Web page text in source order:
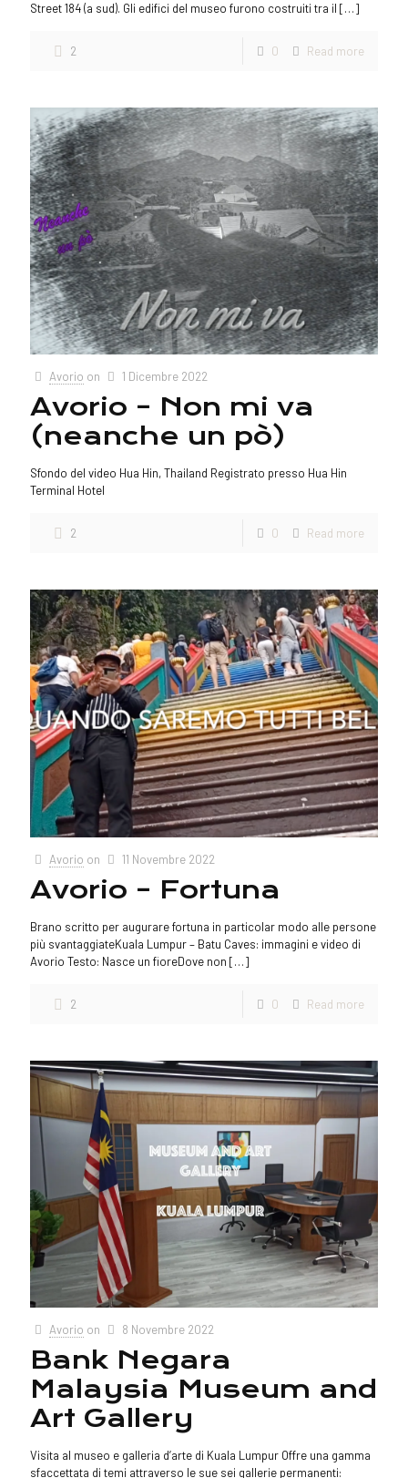
Street 184 (a sud). Gli edifici del museo furono costruiti tra il […]
2 0 Read more
Avorio on 1 Dicembre 2022
Avorio – Non mi va
(neanche un pò)
Sfondo del video Hua Hin, Thailand Registrato presso Hua Hin
Terminal Hotel
2 0 Read more
Avorio on 11 Novembre 2022
Avorio – Fortuna
Brano scritto per augurare fortuna in particolar modo alle persone
più svantaggiateKuala Lumpur – Batu Caves: immagini e video di
Avorio Testo: Nasce un fioreDove non […]
2 0 Read more
Avorio on 8 Novembre 2022
Bank Negara
Malaysia Museum and
Art Gallery
Visita al museo e galleria d’arte di Kuala Lumpur Offre una gamma
sfaccettata di temi attraverso le sue sei gallerie permanenti: